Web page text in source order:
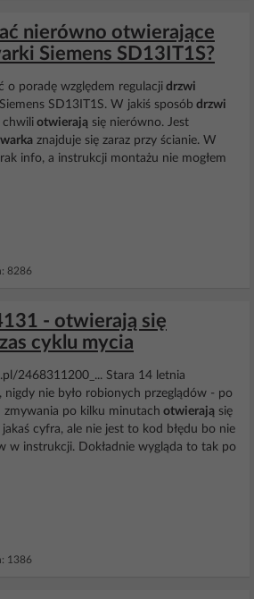
nierówno otwierające
Siemens SD13IT1S?
o poradę względem regulacji drzwi
Siemens SD13IT1S. W jakiś sposób drzwi
chwili otwierają się nierówno. Jest
znajduje się zaraz przy ścianie. W
info, a instrukcji montażu nie mogłem
8286
- otwierają się
cyklu mycia
2468311200_... Stara 14 letnia
nigdy nie było robionych przeglądów - po
po kilku minutach otwierają się
cyfra, ale nie jest to kod błędu bo nie
w instrukcji. Dokładnie wygląda to tak po
1386